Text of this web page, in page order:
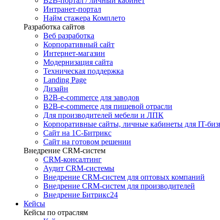
Интранет-портал
Найм стажера Комплето
Разработка сайтов
Веб разработка
Корпоративный сайт
Интернет-магазин
Модернизация сайта
Техническая поддержка
Landing Page
Дизайн
B2B-e-commerce для заводов
B2B-e-commerce для пищевой отрасли
Для производителей мебели и ЛПК
Корпоративные сайты, личные кабинеты для IT-
Сайт на 1С-Битрикс
Сайт на готовом решении
Внедрение CRM-систем
CRM-консалтинг
Аудит CRM-системы
Внедрение CRM-систем для оптовых компаний
Внедрение CRM-систем для производителей
Внедрение Битрикс24
Кейсы
Кейсы по отраслям